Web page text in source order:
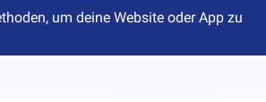
um deine Website oder App zu